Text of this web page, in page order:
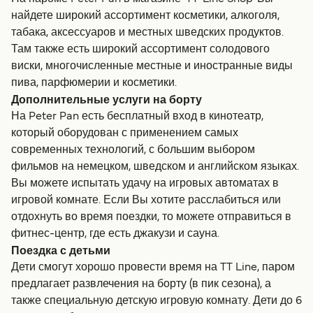
найдете широкий ассортимент косметики, алкоголя,
табака, аксессуаров и местных шведских продуктов.
Там также есть широкий ассортимент солодового
виски, многочисленные местные и иностранные виды
пива, парфюмерии и косметики.
Дополнительные услуги на борту
На Peter Pan есть бесплатный вход в кинотеатр,
который оборудован с применением самых
современных технологий, с большим выбором
фильмов на немецком, шведском и английском языках.
Вы можете испытать удачу на игровых автоматах в
игровой комнате. Если Вы хотите расслабиться или
отдохнуть во время поездки, то можете отправиться в
фитнес-центр, где есть джакузи и сауна.
Поездка с детьми
Дети смогут хорошо провести время на TT Line, паром
предлагает развлечения на борту (в пик сезона), а
также специальную детскую игровую комнату. Дети до 6